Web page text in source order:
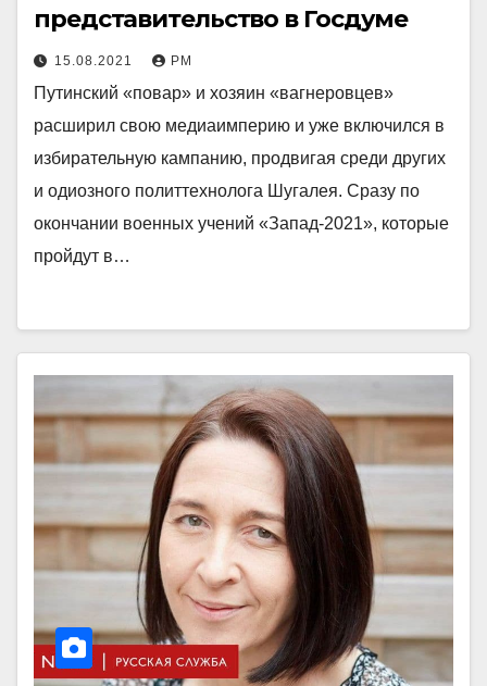
представительство в Госдуме
15.08.2021 РМ
Путинский «повар» и хозяин «вагнеровцев»
расширил свою медиаимперию и уже включился в
избирательную кампанию, продвигая среди других
и одиозного политтехнолога Шугалея. Сразу по
окончании военных учений «Запад-2021», которые
пройдут в…